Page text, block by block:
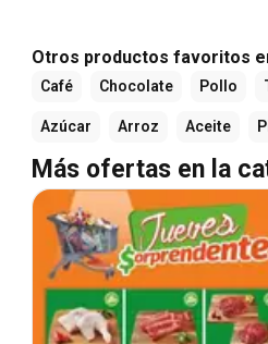
Otros productos favoritos
Café Chocolate Pollo
Azúcar Arroz Aceite
Más ofertas en la